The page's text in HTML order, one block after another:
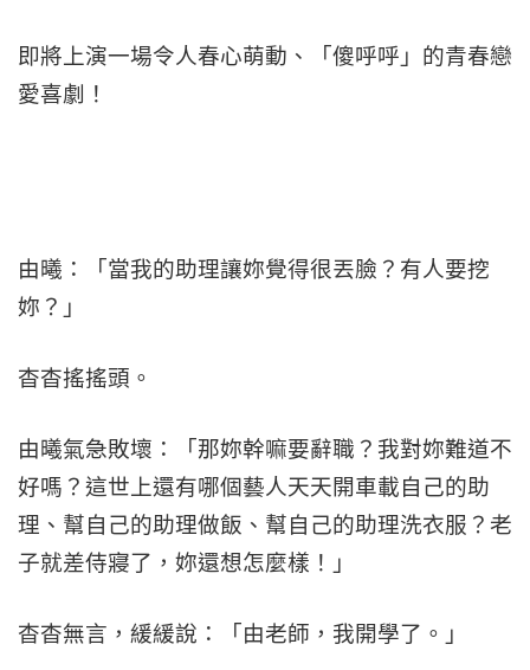
即將上演一場令人春心萌動、「傻呼呼」的青春戀
愛喜劇！
由曦：「當我的助理讓妳覺得很丟臉？有人要挖
妳？」
杳杳搖搖頭。
由曦氣急敗壞：「那妳幹嘛要辭職？我對妳難道不
好嗎？這世上還有哪個藝人天天開車載自己的助
理、幫自己的助理做飯、幫自己的助理洗衣服？老
子就差侍寢了，妳還想怎麼樣！」
杳杳無言，緩緩說：「由老師，我開學了。」